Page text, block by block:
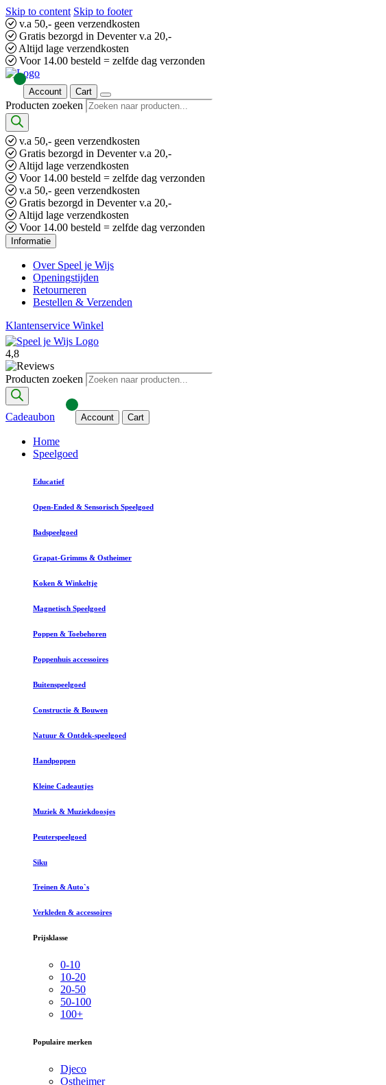
Skip to content Skip to footer
v.a 50,- geen verzendkosten
Gratis bezorgd in Deventer v.a 20,-
Altijd lage verzendkosten
Voor 14.00 besteld = zelfde dag verzonden
Account Cart
Producten zoeken
v.a 50,- geen verzendkosten
Gratis bezorgd in Deventer v.a 20,-
Altijd lage verzendkosten
Voor 14.00 besteld = zelfde dag verzonden
v.a 50,- geen verzendkosten
Gratis bezorgd in Deventer v.a 20,-
Altijd lage verzendkosten
Voor 14.00 besteld = zelfde dag verzonden
Informatie
Over Speel je Wijs
Openingstijden
Retourneren
Bestellen & Verzenden
Klantenservice Winkel
4,8
Producten zoeken
Cadeaubon Account Cart
Home
Speelgoed
Educatief
Open-Ended & Sensorisch Speelgoed
Badspeelgoed
Grapat-Grimms & Ostheimer
Koken & Winkeltje
Magnetisch Speelgoed
Poppen & Toebehoren
Poppenhuis accessoires
Buitenspeelgoed
Constructie & Bouwen
Natuur & Ontdek-speelgoed
Handpoppen
Kleine Cadeautjes
Muziek & Muziekdoosjes
Peuterspeelgoed
Siku
Treinen & Auto`s
Verkleden & accessoires
Prijsklasse
0-10
10-20
20-50
50-100
100+
Populaire merken
Djeco
Ostheimer